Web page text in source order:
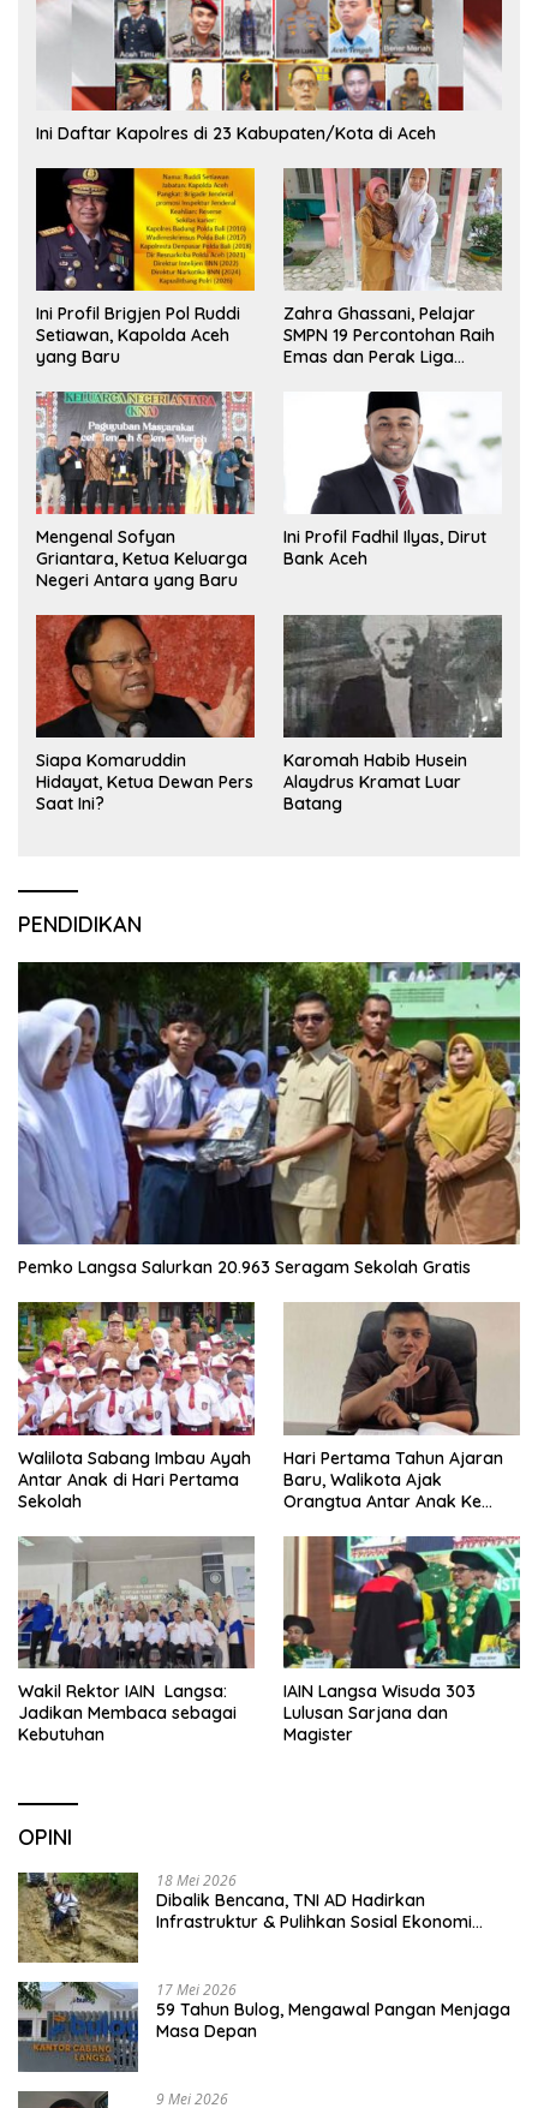
Ini Daftar Kapolres di 23 Kabupaten/Kota di Aceh
Ini Profil Brigjen Pol Ruddi
Setiawan, Kapolda Aceh
yang Baru
Zahra Ghassani, Pelajar
SMPN 19 Percontohan Raih
Emas dan Perak Liga
Mengenal Sofyan
Griantara, Ketua Keluarga
Negeri Antara yang Baru
Ini Profil Fadhil Ilyas, Dirut
Bank Aceh
Siapa Komaruddin
Hidayat, Ketua Dewan Pers
Saat Ini?
Karomah Habib Husein
Alaydrus Kramat Luar
Batang
PENDIDIKAN
Pemko Langsa Salurkan 20.963 Seragam Sekolah Gratis
Walilota Sabang Imbau Ayah
Antar Anak di Hari Pertama
Sekolah
Hari Pertama Tahun Ajaran
Baru, Walikota Ajak
Orangtua Antar Anak Ke
Wakil Rektor IAIN Langsa:
Jadikan Membaca sebagai
Kebutuhan
IAIN Langsa Wisuda 303
Lulusan Sarjana dan
Magister
OPINI
18 Mei 2026
Dibalik Bencana, TNI AD Hadirkan
Infrastruktur & Pulihkan Sosial Ekonomi
17 Mei 2026
59 Tahun Bulog, Mengawal Pangan Menjaga
Masa Depan
9 Mei 2026